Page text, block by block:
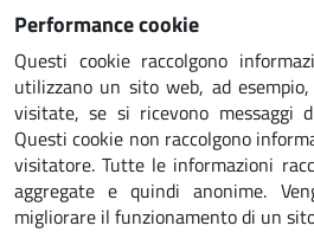
Performance cookie
Questi cookie raccolgono
utilizzano un sito web, ad
visitate, se si ricevono messaggi
Questi cookie non raccolgono
visitatore. Tutte le informazioni
aggregate e quindi anonime.
migliorare il funzionamento di un